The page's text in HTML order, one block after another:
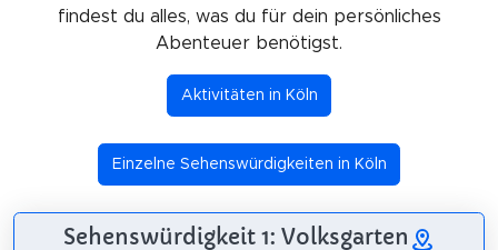
findest du alles, was du für dein persönliches
Abenteuer benötigst.
Aktivitäten in Köln
Einzelne Sehenswürdigkeiten in Köln
Sehenswürdigkeit 1: Volksgarten